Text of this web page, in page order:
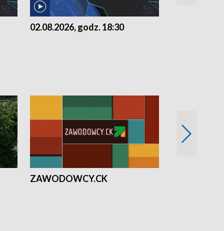
02.08.2026, godz. 18:30
ZAWODOWCY.CK